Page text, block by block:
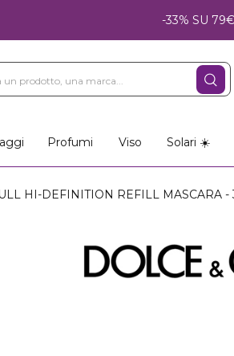
-33% SU
Profumi Viso Solari ☀️
HI-DEFINITION REFILL MASCARA